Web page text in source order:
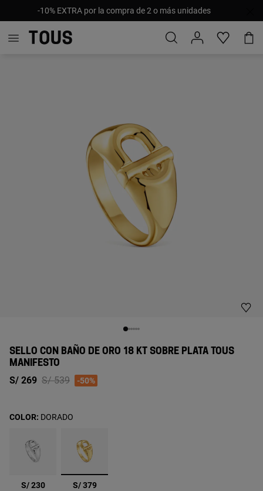
-10% EXTRA por la compra de 2 o más unidades
SELLO CON BAÑO DE ORO 18 KT SOBRE PLATA TOUS
MANIFESTO
S/ 269 Price reduced from
S/ 539to-50%
S/ 230 seleccionado
S/ 379
COLOR: DORADO